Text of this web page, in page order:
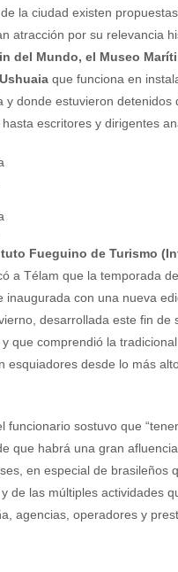
la ciudad existen
atracción por su relevancia
del Mundo, el Museo
que funciona en
y donde estuvieron detenidos
escritores y dirigentes
Fueguino de Turismo
a Télam que la temporada
inaugurada con una nueva
desarrollada este fin de
que comprendió la
esquiadores desde lo más
funcionario sostuvo que
que habrá una gran
en especial de brasileños
de las múltiples actividades
agencias, operadores y